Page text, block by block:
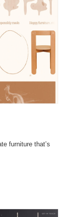
furniture that’s